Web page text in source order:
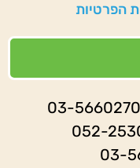
הפרטיות